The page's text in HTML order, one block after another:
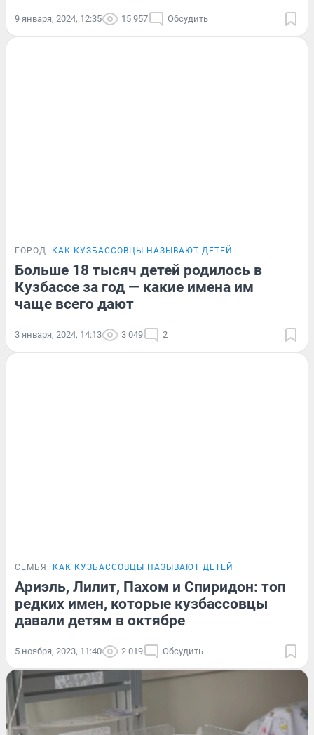
9 января, 2024, 12:35 15 957 Обсудить
ГОРОД КАК КУЗБАССОВЦЫ НАЗЫВАЮТ ДЕТЕЙ
Больше 18 тысяч детей родилось в
Кузбассе за год — какие имена им
чаще всего дают
3 января, 2024, 14:13 3 049 2
СЕМЬЯ КАК КУЗБАССОВЦЫ НАЗЫВАЮТ ДЕТЕЙ
Ариэль, Лилит, Пахом и Спиридон: топ
редких имен, которые кузбассовцы
давали детям в октябре
5 ноября, 2023, 11:40 2 019 Обсудить